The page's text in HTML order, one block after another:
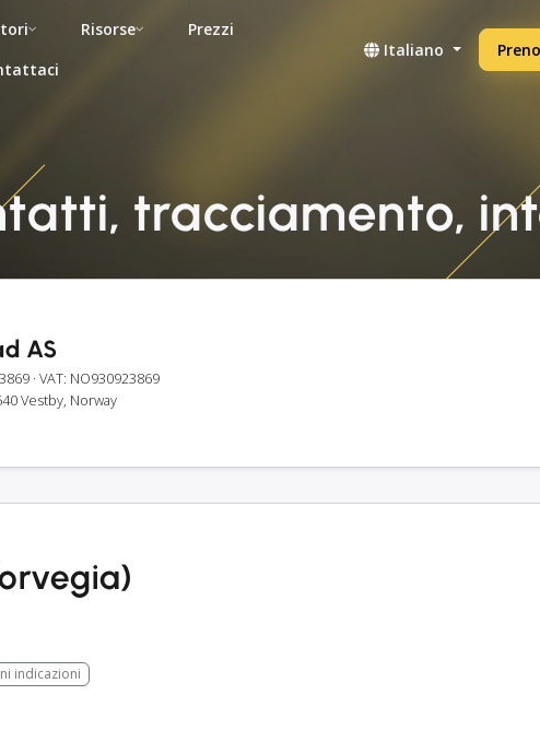
Risorse
Prezzi
Italiano
tracciamento,
AS
· VAT: NO930923869
Vestby, Norway
indicazioni